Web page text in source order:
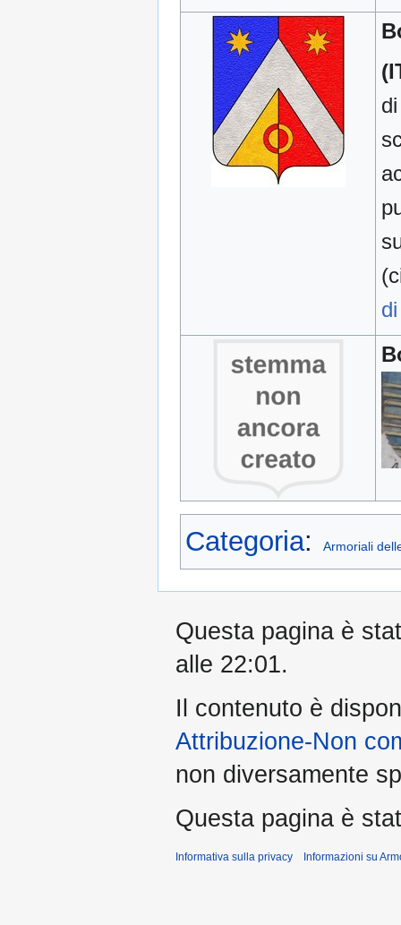
Categoria: Armoriali
Questa pagina è
alle 22:01.
Il contenuto è
Attribuzione-Non
non diversamente
Questa pagina è
Informativa sulla privacy Informazioni su